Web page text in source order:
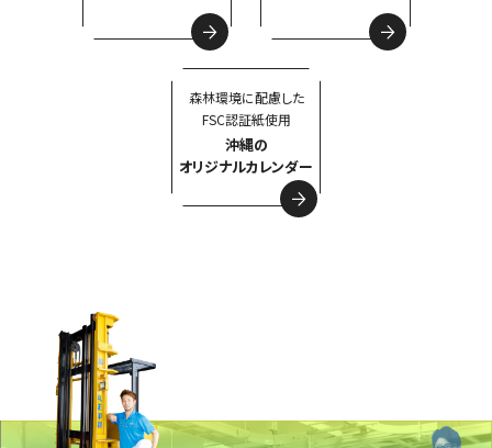
森林環境に配慮した
FSC認証紙使用
沖縄の
オリジナルカレンダー